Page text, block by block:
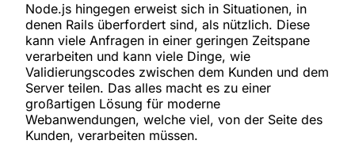
Node.js hingegen erweist sich in Situationen, in
denen Rails überfordert sind, als nützlich. Diese
kann viele Anfragen in einer geringen Zeitspane
verarbeiten und kann viele Dinge, wie
Validierungscodes zwischen dem Kunden und dem
Server teilen. Das alles macht es zu einer
großartigen Lösung für moderne
Webanwendungen, welche viel, von der Seite des
Kunden, verarbeiten müssen.